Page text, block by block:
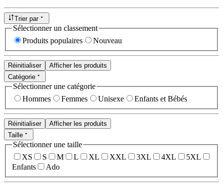
Trier par
Sélectionner un classement
Produits populaires
Nouveau
Réinitialiser
Afficher les produits
Catégorie
Sélectionner une catégorie
Hommes
Femmes Unisexe Enfants et Bébés
Réinitialiser
Afficher les produits
Taille
Sélectionner une taille
XS
S M L XL XXL 3XL 4XL
5XL
Enfants
Ado